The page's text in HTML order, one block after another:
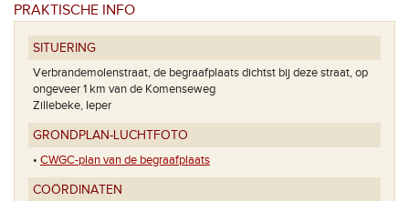
PRAKTISCHE INFO
SITUERING
Verbrandemolenstraat, de begraafplaats dichtst bij deze straat, op
ongeveer 1 km van de Komenseweg
Zillebeke, Ieper
GRONDPLAN-LUCHTFOTO
• CWGC-plan van de begraafplaats
COÖRDINATEN